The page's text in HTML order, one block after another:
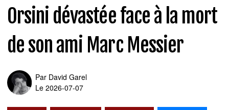
Orsini dévastée face à la mort
de son ami Marc Messier
Par David Garel
Le 2026-07-07